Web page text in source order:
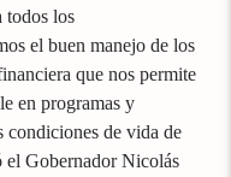
todos los
el buen manejo de los
que nos permite
en programas y
condiciones de vida de
el Gobernador Nicolás